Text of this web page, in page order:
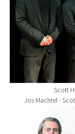
Scott
Jos Machtel -